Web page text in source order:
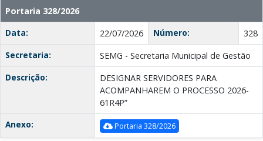
Portaria 328/2026
Data:
22/07/2026 Número:
328
Secretaria:
SEMG - Secretaria Municipal de Gestão
Descrição:
DESIGNAR SERVIDORES PARA
ACOMPANHAREM O PROCESSO 2026-
61R4P”
Anexo:
Portaria 328/2026